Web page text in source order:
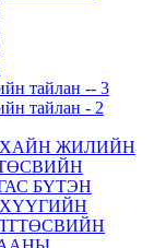
тайлан -- 3
тайлан - 2
ЖИЛИЙН
БҮТЭН
ТӨСВИЙН